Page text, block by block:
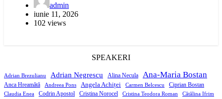
admin
iunie 11, 2026
102 views
SPEAKERI
Adrian Brezulianu Adrian Negrescu Alina Necula Ana-Maria Bostan
Anca Hreamătă Andreea Pons Angela Achiței Carmen Belcescu Ciprian Bostan
Claudia Enea Codrin Apostol Cristina Norocel Cristina Teodora Roman
Cătălina Ifrim